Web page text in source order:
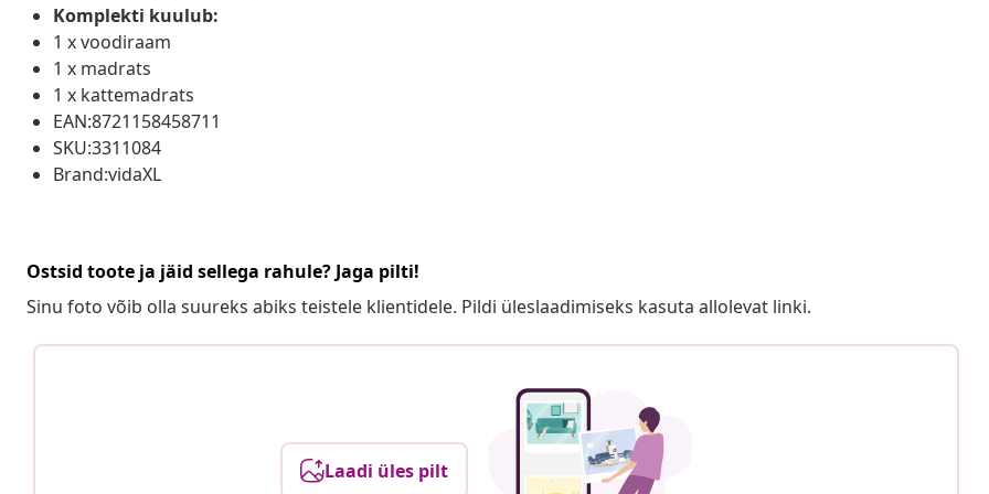
Komplekti kuulub:
1 x voodiraam
1 x madrats
1 x kattemadrats
EAN:8721158458711
SKU:3311084
Brand:vidaXL
Ostsid toote ja jäid sellega rahule? Jaga pilti!
Sinu foto võib olla suureks abiks teistele klientidele. Pildi üleslaadimiseks kasuta allolevat linki.
Laadi üles pilt